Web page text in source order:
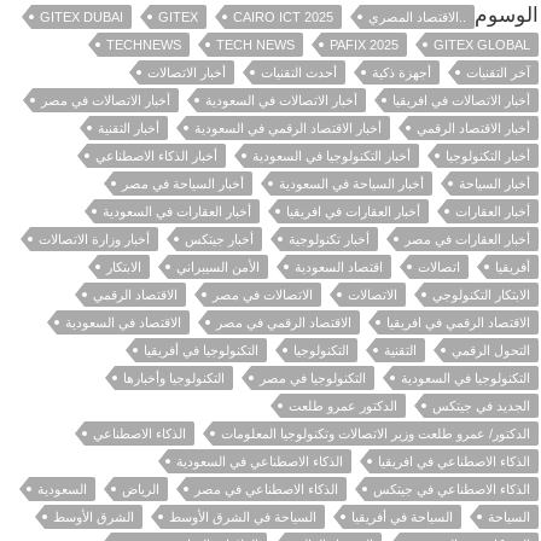
الوسوم ..الاقتصاد المصري CAIRO ICT 2025
GITEX
GITEX DUBAI
GITEX GLOBAL
PAFIX 2025
TECH NEWS
TECHNEWS
آخر التقنيات
أجهزة ذكية أحدث التقنيات
أخبار الاتصالات
أخبار الاتصالات في افريقيا
أخبار الاتصالات في السعودية
أخبار الاتصالات في مصر
أخبار الاقتصاد الرقمي
أخبار الاقتصاد الرقمي في السعودية
أخبار التقنية
أخبار التكنولوجيا
أخبار التكنولوجيا في السعودية
أخبار الذكاء الاصطناعي
أخبار السياحة
أخبار السياحة في السعودية
أخبار السياحة في مصر
أخبار العقارات
أخبار العقارات في افريقيا
أخبار العقارات في السعودية
أخبار العقارات في مصر
أخبار تكنولوجية أخبار جيتكس
أخبار وزارة الاتصالات
أفريقيا
اتصالات اقتصاد السعودية الأمن السيبراني
الابتكار
الابتكار التكنولوجي
الاتصالات الاتصالات في مصر
الاقتصاد الرقمي
الاقتصاد الرقمي في افريقيا
الاقتصاد الرقمي في مصر
الاقتصاد في السعودية
التحول الرقمي
التقنية التكنولوجيا
التكنولوجيا في أفريقيا
التكنولوجيا في السعودية
التكنولوجيا في مصر
التكنولوجيا وأخبارها
الجديد في جيتكس
الدكتور عمرو طلعت
الدكتور/ عمرو طلعت وزير الاتصالات وتكنولوجيا المعلومات
الذكاء الاصطناعي
الذكاء الاصطناعي في افريقيا
الذكاء الاصطناعي في السعودية
الذكاء الاصطناعي في جيتكس
الذكاء الاصطناعي في مصر الرياض
السعودية
السياحة
السياحة في أفريقيا السياحة في الشرق الأوسط
الشرق الأوسط